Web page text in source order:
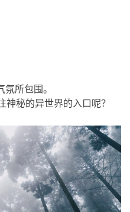
所包围。
秘的异世界的入口呢？